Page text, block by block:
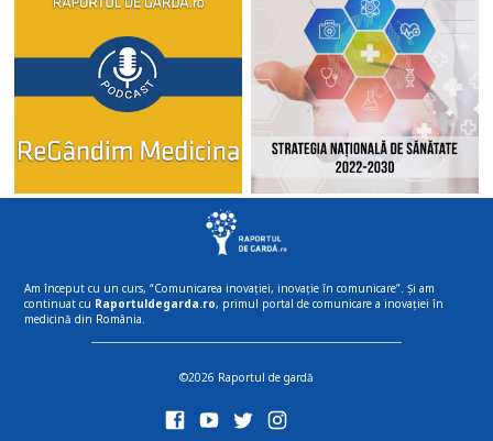
Am început cu un curs, “Comunicarea inovației, inovație în comunicare”. Și am
continuat cu Raportuldegarda.ro, primul portal de comunicare a inovației în
medicină din România.
©2026 Raportul de gardă